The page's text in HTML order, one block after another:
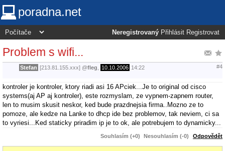
poradna.net
Neregistrovaný Přihlásit Registrovat
Problem s wifi...
Stefan [213.81.155.xxx] @fleg 10.10.2006 14:22 #4
kontroler je kontroler, ktory riadi asi 16 APciek...Je to original od cisco
systems(aj AP aj kontroler), este rozmyslam, ze vypnem-zapnem router,
len to musim skusit neskor, ked bude prazdnejsia firma..Mozno ze to
pomoze, ale kedze na Lanke to dhcp ide bez problemov, tak neviem, ci sa
to vyriesi...Ked staticky priradim ip je to ok, ale potrebujem to dynamicky...
Souhlasím (+0) Nesouhlasím (-0) Odpovědět